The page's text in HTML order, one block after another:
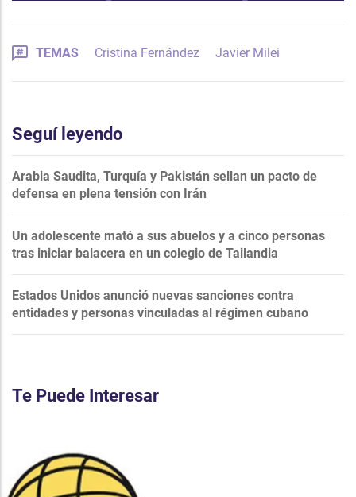
TEMAS Cristina Fernández Javier Milei
Seguí leyendo
Arabia Saudita, Turquía y Pakistán sellan un pacto de
defensa en plena tensión con Irán
Un adolescente mató a sus abuelos y a cinco personas
tras iniciar balacera en un colegio de Tailandia
Estados Unidos anunció nuevas sanciones contra
entidades y personas vinculadas al régimen cubano
Te Puede Interesar